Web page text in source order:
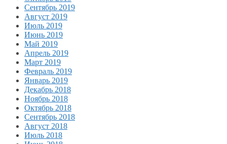
Сентябрь 2019
Август 2019
Июль 2019
Июнь 2019
Май 2019
Апрель 2019
Март 2019
Февраль 2019
Январь 2019
Декабрь 2018
Ноябрь 2018
Октябрь 2018
Сентябрь 2018
Август 2018
Июль 2018